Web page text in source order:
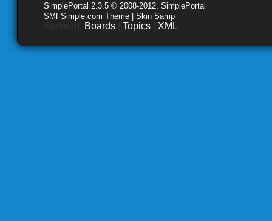
SimplePortal 2.3.5 © 2008-2012, SimplePortal
SMFSimple.com Theme | Skin Samp
Boards Topics XML